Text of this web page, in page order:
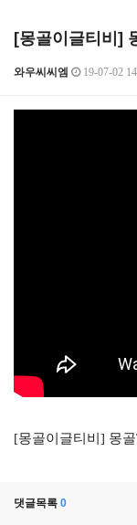
[몽골이글티비]
와우씨씨엠 19-07-02
[몽골이글티비] 몽
댓글목록 0